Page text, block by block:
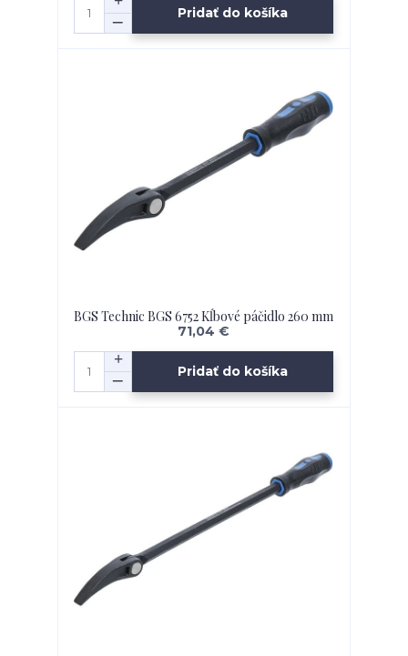
Pridať do košíka
BGS Technic BGS 6752 Kĺbové páčidlo 260 mm
71,04 €
Pridať do košíka